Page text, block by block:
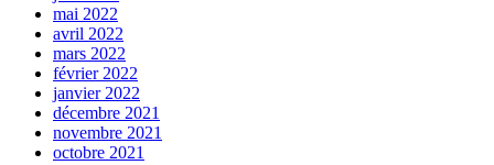
mai 2022
avril 2022
mars 2022
février 2022
janvier 2022
décembre 2021
novembre 2021
octobre 2021